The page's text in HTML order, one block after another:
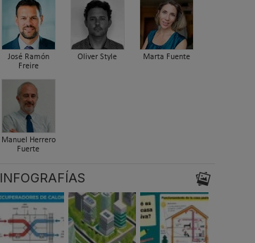
José Ramón
Freire
Oliver Style Marta Fuente
Manuel Herrero
Fuerte
INFOGRAFÍAS